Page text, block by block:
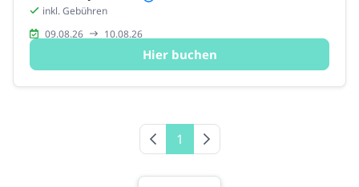
inkl. Gebühren
09.08.26
10.08.26
Hier buchen
Vorherige Seite
1 Nächste Seite